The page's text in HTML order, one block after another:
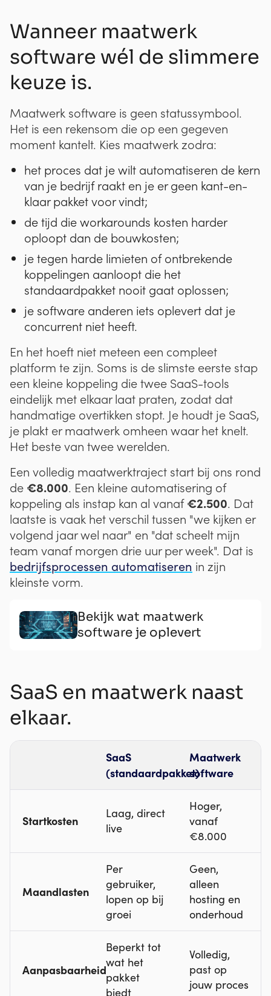
Wanneer maatwerk
software wél de slimmere
keuze is.
Maatwerk software is geen statussymbool.
Het is een rekensom die op een gegeven
moment kantelt. Kies maatwerk zodra:
het proces dat je wilt automatiseren de kern
van je bedrijf raakt en je er geen kant-en-
klaar pakket voor vindt;
de tijd die workarounds kosten harder
oploopt dan de bouwkosten;
je tegen harde limieten of ontbrekende
koppelingen aanloopt die het
standaardpakket nooit gaat oplossen;
je software anderen iets oplevert dat je
concurrent niet heeft.
En het hoeft niet meteen een compleet
platform te zijn. Soms is de slimste eerste stap
een kleine koppeling die twee SaaS-tools
eindelijk met elkaar laat praten, zodat dat
handmatige overtikken stopt. Je houdt je SaaS,
je plakt er maatwerk omheen waar het knelt.
Het beste van twee werelden.
Een volledig maatwerktraject start bij ons rond
de €8.000. Een kleine automatisering of
koppeling als instap kan al vanaf€2.500. Dat
laatste is vaak het verschil tussen "we kijken er
volgend jaar wel naar" en "dat scheelt mijn
team vanaf morgen drie uur per week". Dat is
bedrijfsprocessen automatiseren in zijn
kleinste vorm.
Bekijk wat maatwerk
software je oplevert
SaaS en maatwerk naast
elkaar.
SaaS
(standaardpakket)
Maatwerk
software
Startkosten
Laag, direct
live
Hoger,
vanaf
€8.000
Maandlasten
Per
gebruiker,
lopen op bij
groei
Geen,
alleen
hosting en
onderhoud
Aanpasbaarheid
Beperkt tot
wat het
pakket
biedt
Volledig,
past op
jouw proces